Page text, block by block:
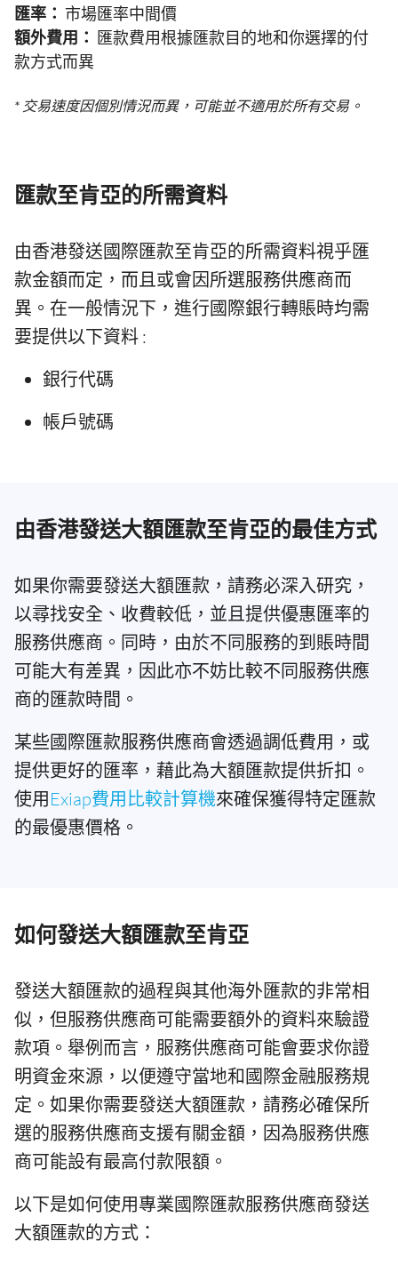
匯率： 市場匯率中間價
額外費用： 匯款費用根據匯款目的地和你選擇的付
款方式而異
* 交易速度因個別情況而異，可能並不適用於所有交易。
匯款至肯亞的所需資料
由香港發送國際匯款至肯亞的所需資料視乎匯
款金額而定，而且或會因所選服務供應商而
異。在一般情況下，進行國際銀行轉賬時均需
要提供以下資料 :
銀行代碼
帳戶號碼
由香港發送大額匯款至肯亞的最佳方式
如果你需要發送大額匯款，請務必深入研究，
以尋找安全、收費較低，並且提供優惠匯率的
服務供應商。同時，由於不同服務的到賬時間
可能大有差異，因此亦不妨比較不同服務供應
商的匯款時間。
某些國際匯款服務供應商會透過調低費用，或
提供更好的匯率，藉此為大額匯款提供折扣。
使用 Exiap費用比較計算機來確保獲得特定匯款
的最優惠價格。
如何發送大額匯款至肯亞
發送大額匯款的過程與其他海外匯款的非常相
似，但服務供應商可能需要額外的資料來驗證
款項。舉例而言，服務供應商可能會要求你證
明資金來源，以便遵守當地和國際金融服務規
定。如果你需要發送大額匯款，請務必確保所
選的服務供應商支援有關金額，因為服務供應
商可能設有最高付款限額。
以下是如何使用專業國際匯款服務供應商發送
大額匯款的方式：